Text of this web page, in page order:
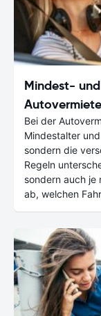
Mindest-
Bei der
Mindestalter
sondern die
Regeln
sondern auch je
ab, welchen